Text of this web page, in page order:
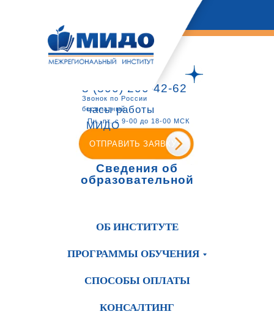
8 (800) 200-42-62
Звонок по России
бесплатный
ОТПРАВИТЬ ЗАЯВКУ
часы работы
МИДО
Пн.-пт. с 9-00 до 18-00 МСК
Сведения об
образовательной
ОБ ИНСТИТУТЕ
ПРОГРАММЫ ОБУЧЕНИЯ
СПОСОБЫ ОПЛАТЫ
КОНСАЛТИНГ